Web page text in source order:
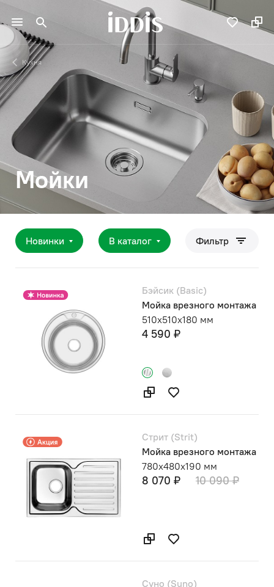
Кухня
Мойки
Новинки В каталог Фильтр
Бэйсик (Basic)
Мойка врезного монтажа
510х510х180 мм
4 590 ₽
Стрит (Strit)
Мойка врезного монтажа
780х480х190 мм
8 070 ₽ 10 090 ₽
Суно (Suno)